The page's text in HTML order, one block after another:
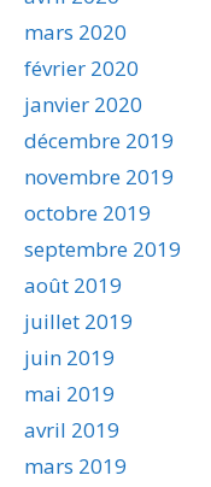
mars 2020
février 2020
janvier 2020
décembre 2019
novembre 2019
octobre 2019
septembre 2019
août 2019
juillet 2019
juin 2019
mai 2019
avril 2019
mars 2019